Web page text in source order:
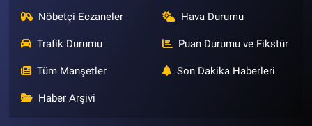
Nöbetçi Eczaneler Hava Durumu
Trafik Durumu Puan Durumu ve Fikstür
Tüm Manşetler Son Dakika Haberleri
Haber Arşivi